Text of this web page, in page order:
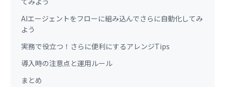
AIエージェントをフローに組み込んでさらに自動化してみ
よう
実務で役立つ！さらに便利にするアレンジTips
導入時の注意点と運用ルール
まとめ